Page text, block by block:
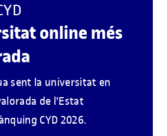
online més
sent la universitat en
de l'Estat
CYD 2026.